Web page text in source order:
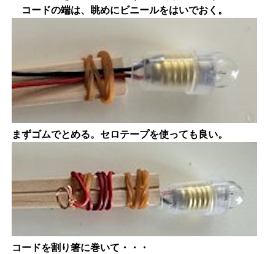
コードの端は、眺めにビニールをはいでおく。
まずゴムでとめる。セロテープを使っても良い。
コードを割り箸に巻いて・・・